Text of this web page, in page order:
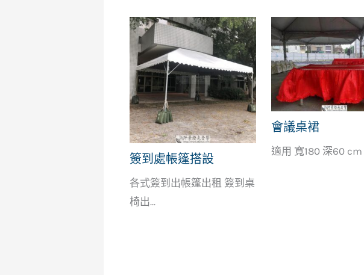
簽到處帳篷搭設
各式簽到出帳篷出租 簽到桌
椅出...
會議桌裙
適用 寬180 深60 cm